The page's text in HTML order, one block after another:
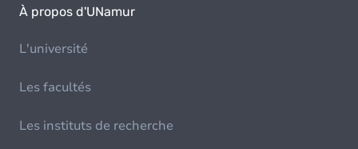
À propos d'UNamur
L'université
Les facultés
Les instituts de recherche